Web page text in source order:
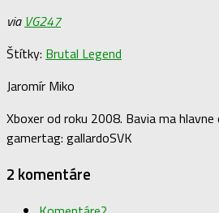
via VG247
Štítky: Brutal Legend
Jaromír Miko
Xboxer od roku 2008. Bavia ma
gamertag: gallardoSVK
2 komentáre